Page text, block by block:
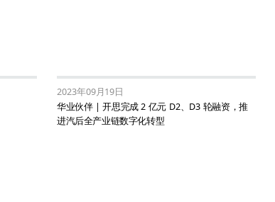
2023年09月19日
华业伙伴 | 开思完成 2 亿元 D2、D3 轮融资，推
进汽后全产业链数字化转型